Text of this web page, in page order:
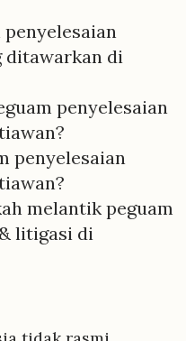
di
penyelesaian
penyelesaian
melantik peguam
litigasi di